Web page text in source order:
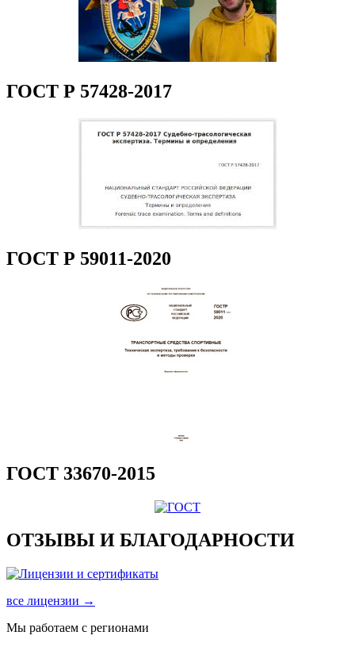
ГОСТ Р 57428-2017
ГОСТ Р 59011-2020
ГОСТ 33670-2015
ОТЗЫВЫ И БЛАГОДАРНОСТИ
все лицензии →
Мы работаем с регионами